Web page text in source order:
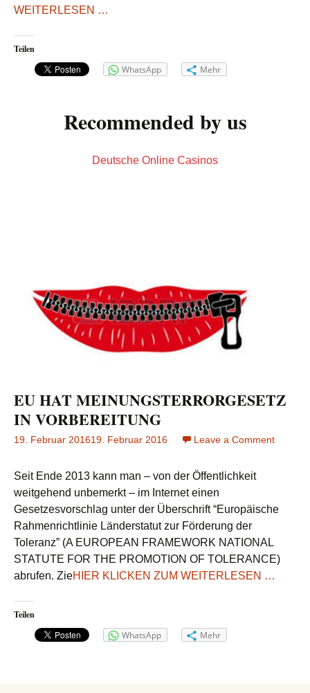
WEITERLESEN …
Teilen
WhatsApp
Mehr
Recommended by us
Deutsche Online Casinos
EU HAT MEINUNGSTERRORGESETZ
IN VORBEREITUNG
19. Februar 201619. Februar 2016 Leave a Comment
Seit Ende 2013 kann man – von der Öffentlichkeit
weitgehend unbemerkt – im Internet einen
Gesetzesvorschlag unter der Überschrift “Europäische
Rahmenrichtlinie Länderstatut zur Förderung der
Toleranz” (A EUROPEAN FRAMEWORK NATIONAL
STATUTE FOR THE PROMOTION OF TOLERANCE)
abrufen. ZieHIER KLICKEN ZUM WEITERLESEN …
Teilen
WhatsApp
Mehr